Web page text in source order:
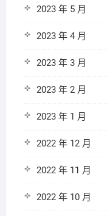
2023 年 5 月
2023 年 4 月
2023 年 3 月
2023 年 2 月
2023 年 1 月
2022 年 12 月
2022 年 11 月
2022 年 10 月